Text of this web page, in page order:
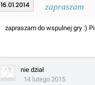
16.01.2014 zapraszam
zapraszam do wspulnej gry :)
nie dział
14 lutego 2015